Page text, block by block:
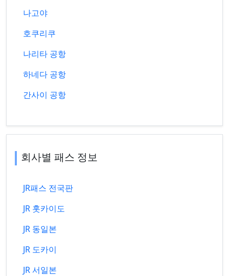
나고야
호쿠리쿠
나리타 공항
하네다 공항
간사이 공항
회사별 패스 정보
JR패스 전국판
JR 홋카이도
JR 동일본
JR 도카이
JR 서일본